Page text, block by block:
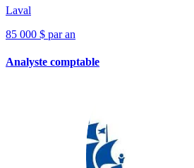
Laval
85 000 $ par an
Analyste comptable